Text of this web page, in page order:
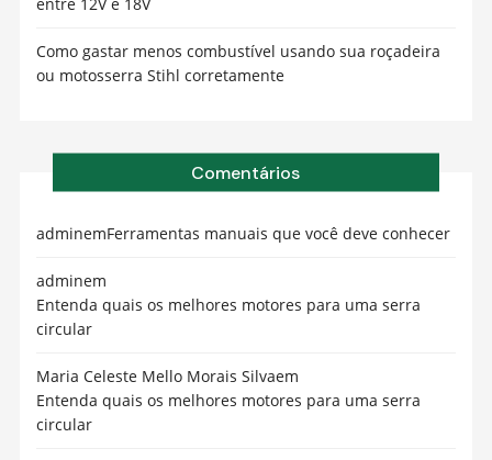
Como gastar menos combustível usando sua roçadeira
ou motosserra Stihl corretamente
Comentários
adminemFerramentas manuais que você deve conhecer
adminem
Entenda quais os melhores motores para uma serra
circular
Maria Celeste Mello Morais Silvaem
Entenda quais os melhores motores para uma serra
circular